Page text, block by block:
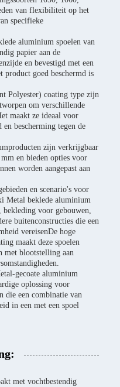
van flexibiliteit op het
specifieke
aluminium spoelen van
papier aan de
en bevestigd met een
product goed beschermd is
Polyester) coating type zijn
om verschillende
maakt ze ideaal voor
en bescherming tegen de
zijn verkrijgbaar
en bieden opties voor
worden aangepast aan
en scenario's voor
Metal beklede aluminium
bekleding voor gebouwen,
buitenconstructies die een
vereisenDe hoge
maakt deze spoelen
met blootstelling aan
gecoate aluminium
oplossing voor
die een combinatie van
in een met een spoel
met vochtbestendig